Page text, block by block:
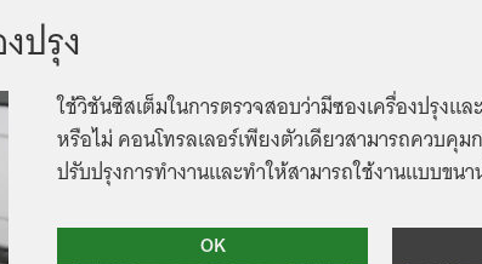
ปรุง
ใช้วิชันซิสเต็มในการตรวจสอบว่ามีซองเครื่องปรุงแ
หรือไม่ คอนโทรลเลอร์เพียงตัวเดียวสามารถควบคุ
ปรับปรุงการทำงานและทำให้สามารถใช้งานแบบขน
OK